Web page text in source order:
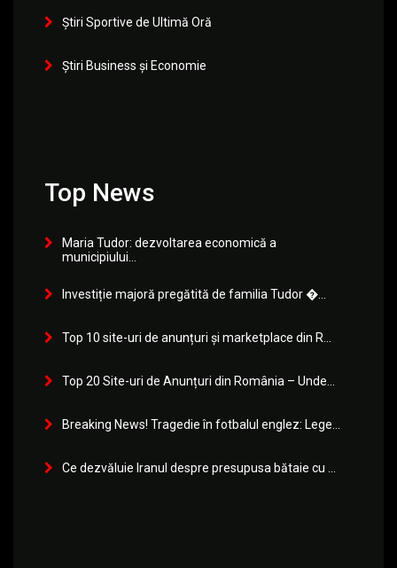
Știri Sportive de Ultimă Oră
Știri Business și Economie
Top News
Maria Tudor: dezvoltarea economică a
municipiului...
Investiție majoră pregătită de familia Tudor �...
Top 10 site-uri de anunțuri și marketplace din R...
Top 20 Site-uri de Anunțuri din România – Unde...
Breaking News! Tragedie în fotbalul englez: Lege...
Ce dezvăluie Iranul despre presupusa bătaie cu ...